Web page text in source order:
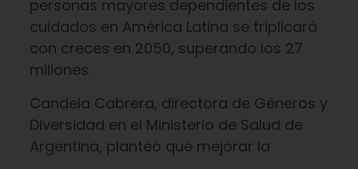
personas mayores dependientes de los
cuidados en América Latina se triplicará
con creces en 2050, superando los 27
millones.
Candela Cabrera, directora de Géneros y
Diversidad en el Ministerio de Salud de
Argentina, planteó que mejorar la